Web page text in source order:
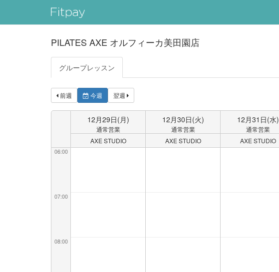
PILATES AXE オルフィーカ美田園店
グループレッスン
前週 今週 翌週
12月29日(月)
通常営業
AXE STUDIO
12月30日(火)
通常営業
AXE STUDIO
12月31 日(水)
通常営業
AXE STUDIO
06:00
07:00
08:00